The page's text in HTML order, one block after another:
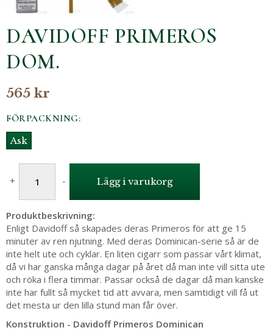
DAVIDOFF PRIMEROS
DOM.
565 kr
FÖRPACKNING:
Ask
+ - Lägg i varukorg
Produktbeskrivning:
Enligt Davidoff så skapades deras Primeros för att ge 15
minuter av ren njutning. Med deras Dominican-serie så är de
inte helt ute och cyklar. En liten cigarr som passar vårt klimat,
då vi har ganska många dagar på året då man inte vill sitta ute
och röka i flera timmar. Passar också de dagar då man kanske
inte har fullt så mycket tid att avvara, men samtidigt vill få ut
det mesta ur den lilla stund man får över.
Konstruktion - Davidoff Primeros Dominican